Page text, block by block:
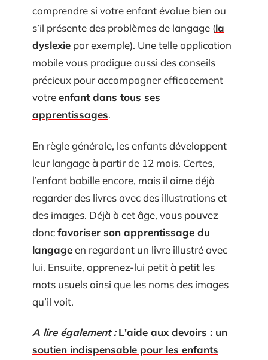
comprendre si votre enfant évolue bien ou
s’il présente des problèmes de langage (la
dyslexie par exemple). Une telle application
mobile vous prodigue aussi des conseils
précieux pour accompagner efficacement
votreenfant dans tous ses
apprentissages.
En règle générale, les enfants développent
leur langage à partir de 12 mois. Certes,
l’enfant babille encore, mais il aime déjà
regarder des livres avec des illustrations et
des images. Déjà à cet âge, vous pouvez
doncfavoriser son apprentissage du
langageen regardant un livre illustré avec
lui. Ensuite, apprenez-lui petit à petit les
mots usuels ainsi que les noms des images
qu’il voit.
A lire également : L'aide aux devoirs : un
soutien indispensable pour les enfants